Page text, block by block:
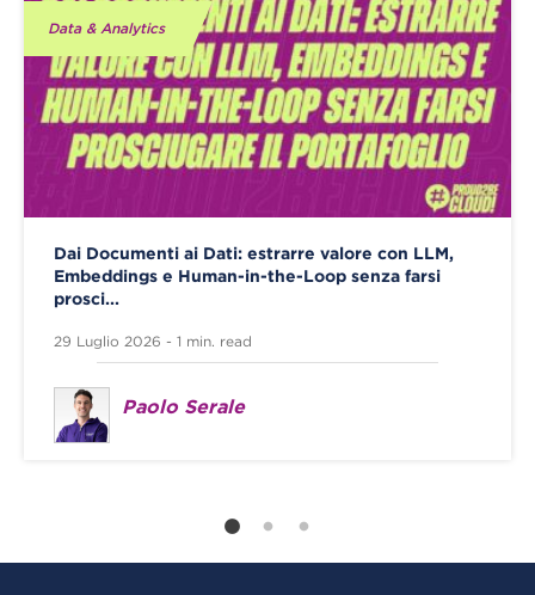
Data & Analytics
Dai Documenti ai Dati: estrarre valore con LLM,
Embeddings e Human-in-the-Loop senza farsi
prosci...
29 Luglio 2026 - 1 min. read
Paolo Serale